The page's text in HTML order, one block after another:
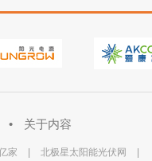
• 关于内容
家 北极星太阳能光伏网